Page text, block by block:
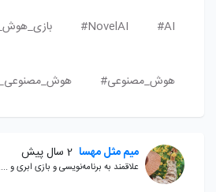
AI#
NovelAI#
هوش_مصنوعی#
میم مثل مهسا 2 سال پیش
علاقمند به برنامه‌نویسی و بازی ابری و